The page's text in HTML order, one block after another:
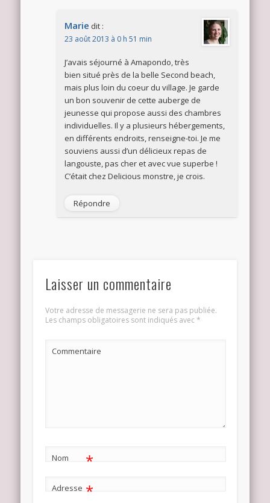
Marie dit :
23 août 2013 à 0 h 51 min
J’avais séjourné à Amapondo, très
bien situé près de la belle Second beach,
mais plus loin du coeur du village. Je garde
un bon souvenir de cette auberge de
jeunesse qui propose aussi des chambres
individuelles. Il y a plusieurs hébergements,
en différents endroits, renseigne-toi. Je me
souviens aussi d’un délicieux repas de
langouste, pas cher et avec vue superbe !
C’était chez Delicious monstre, je crois.
Répondre
Laisser un commentaire
Votre adresse de messagerie ne sera pas publiée.
Les champs obligatoires sont indiqués avec*
Commentaire
Nom *
Adresse *